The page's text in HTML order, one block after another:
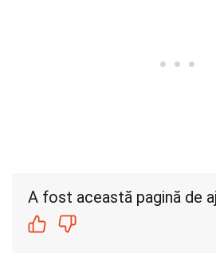
A fost această pagină de